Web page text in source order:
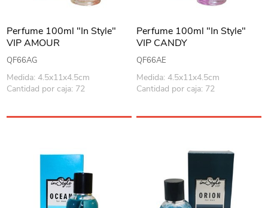
Perfume 100ml "In Style"
VIP AMOUR
QF66AG
Medida: 4.5x11x4.5cm
Cantidad por caja: 72
Perfume 100ml "In Style"
VIP CANDY
QF66AE
Medida: 4.5x11x4.5cm
Cantidad por caja: 72